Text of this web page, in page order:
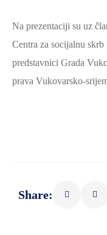
Na prezentaciji su uz
Centra za socijalnu
predstavnici Grada
prava Vukovarsko-
Share: